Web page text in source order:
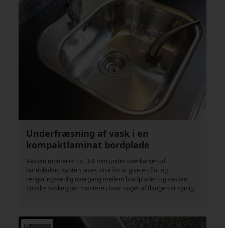
Underfræsning af vask i en
kompaktlaminat bordplade
Vasken monteres ca. 3-4 mm under overkanten af
bordpladen. Kanten laves skrå for at give en flot og
rengøringsvenlig overgang mellem bordpladen og vasken.
Enkelte vasketyper monteres hvor noget af flangen er synlig.